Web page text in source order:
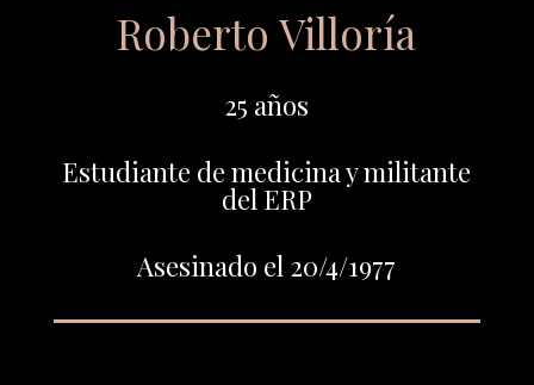
Roberto Villoría
25 años
Estudiante de medicina y militante
del ERP
Asesinado el 20/4/1977